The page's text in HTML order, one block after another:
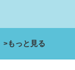
もっと見る